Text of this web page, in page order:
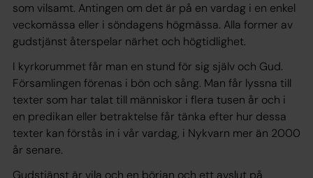
som vilsamt. Antingen om det är på en vardag i en enkel
veckomässa eller i söndagens högmässa. Alla former av
gudstjänst återspelar närhet och högtidlighet.
I kyrkorummet får man en stund för sig själv och Gud.
Församlingen förenas i bön och sång. Man får lyssna till
texter som har talat till människor i flera tusen år och i
en predikan eller betraktelse får tänka efter hur dessa
texter kan förstås in i vår vardag, i Nykvarn mer än 2000
år senare.
Gudstjänst är vila och en början och ett avslut på